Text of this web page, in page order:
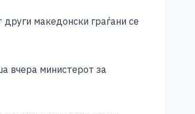
македонски граѓани се
вчера министерот за